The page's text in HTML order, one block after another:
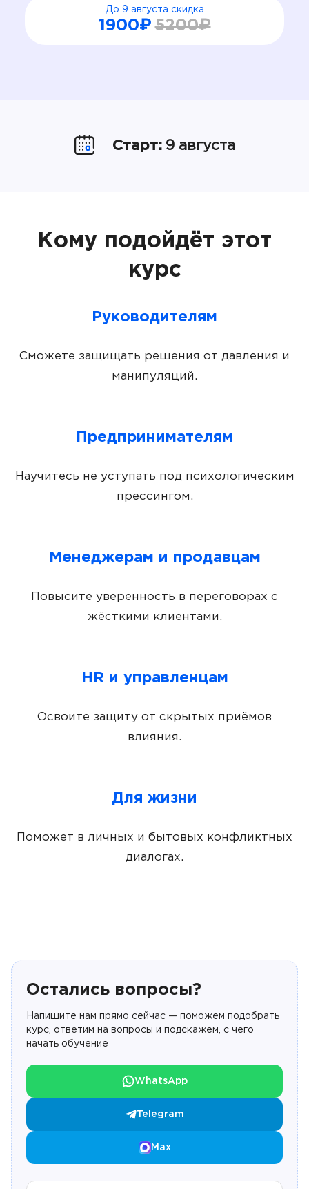
До 9 августа скидка
1900₽ 5200₽
Старт: 9 августа
Кому подойдёт этот
курс
Руководителям
Сможете защищать решения от давления и
манипуляций.
Предпринимателям
Научитесь не уступать под психологическим
прессингом.
Менеджерам и продавцам
Повысите уверенность в переговорах с
жёсткими клиентами.
HR и управленцам
Освоите защиту от скрытых приёмов
влияния.
Для жизни
Поможет в личных и бытовых конфликтных
диалогах.
Остались вопросы?
Напишите нам прямо сейчас — поможем подобрать
курс, ответим на вопросы и подскажем, с чего
начать обучение
WhatsApp
Telegram
Max